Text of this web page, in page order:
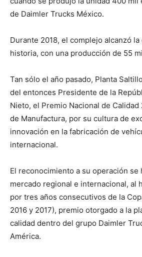
de Daimler Trucks México.
Durante 2018, el complejo alcanzó
historia, con una producción de 55
Tan sólo el año pasado, Planta
del entonces Presidente de la
Nieto, el Premio Nacional de Calidad
de Manufactura, por su cultura de
innovación en la fabricación de
internacional.
El reconocimiento a su operación se
mercado regional e internacional, al
por tres años consecutivos de la
2016 y 2017), premio otorgado a la
calidad dentro del grupo Daimler
América.